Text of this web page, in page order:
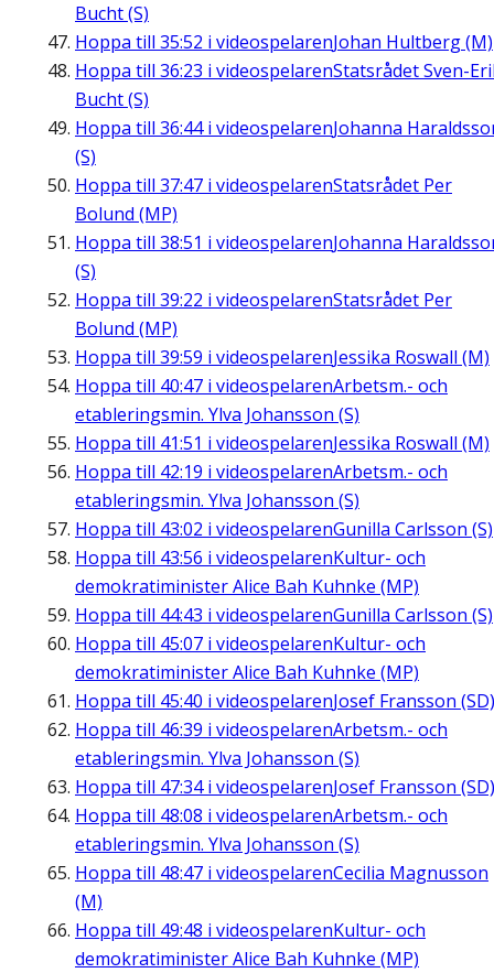
Bucht (S)
Hoppa till 35:52 i videospelarenJohan Hultberg (M)
Hoppa till 36:23 i videospelarenStatsrådet Sven-
Bucht (S)
Hoppa till 36:44i videospelarenJohanna
(S)
Hoppa till 37:47 i videospelarenStatsrådet Per
Bolund (MP)
Hoppa till 38:51 i videospelarenJohanna
(S)
Hoppa till 39:22 i videospelarenStatsrådet Per
Bolund (MP)
Hoppa till 39:59 i videospelarenJessika Roswall (M)
Hoppa till 40:47 i videospelarenArbetsm.- och
etableringsmin. Ylva Johansson (S)
Hoppa till 41:51 i videospelarenJessika Roswall (M)
Hoppa till 42:19 i videospelarenArbetsm.- och
etableringsmin. Ylva Johansson (S)
Hoppa till 43:02 i videospelarenGunilla Carlsson (S)
Hoppa till 43:56 i videospelarenKultur- och
demokratiminister Alice Bah Kuhnke (MP)
Hoppa till 44:43 i videospelarenGunilla Carlsson (S)
Hoppa till 45:07 i videospelarenKultur- och
demokratiminister Alice Bah Kuhnke (MP)
Hoppa till 45:40 i videospelarenJosef Fransson (SD)
Hoppa till 46:39 i videospelarenArbetsm.- och
etableringsmin. Ylva Johansson (S)
Hoppa till 47:34i videospelarenJosef Fransson (SD)
Hoppa till 48:08 i videospelarenArbetsm.- och
etableringsmin. Ylva Johansson (S)
Hoppa till 48:47 i videospelarenCecilia Magnusson
(M)
Hoppa till 49:48 i videospelarenKultur- och
demokratiminister Alice Bah Kuhnke (MP)